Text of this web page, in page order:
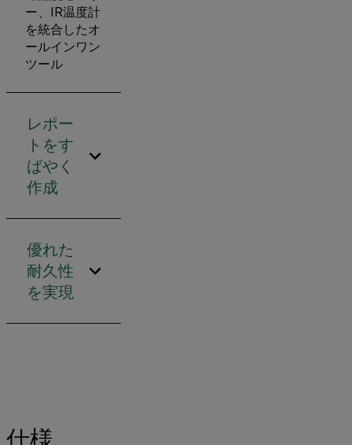
ー、IR温度計
を統合したオ
ールインワン
ツール
レポー
トをす
ばやく
作成
優れた
耐久性
を実現